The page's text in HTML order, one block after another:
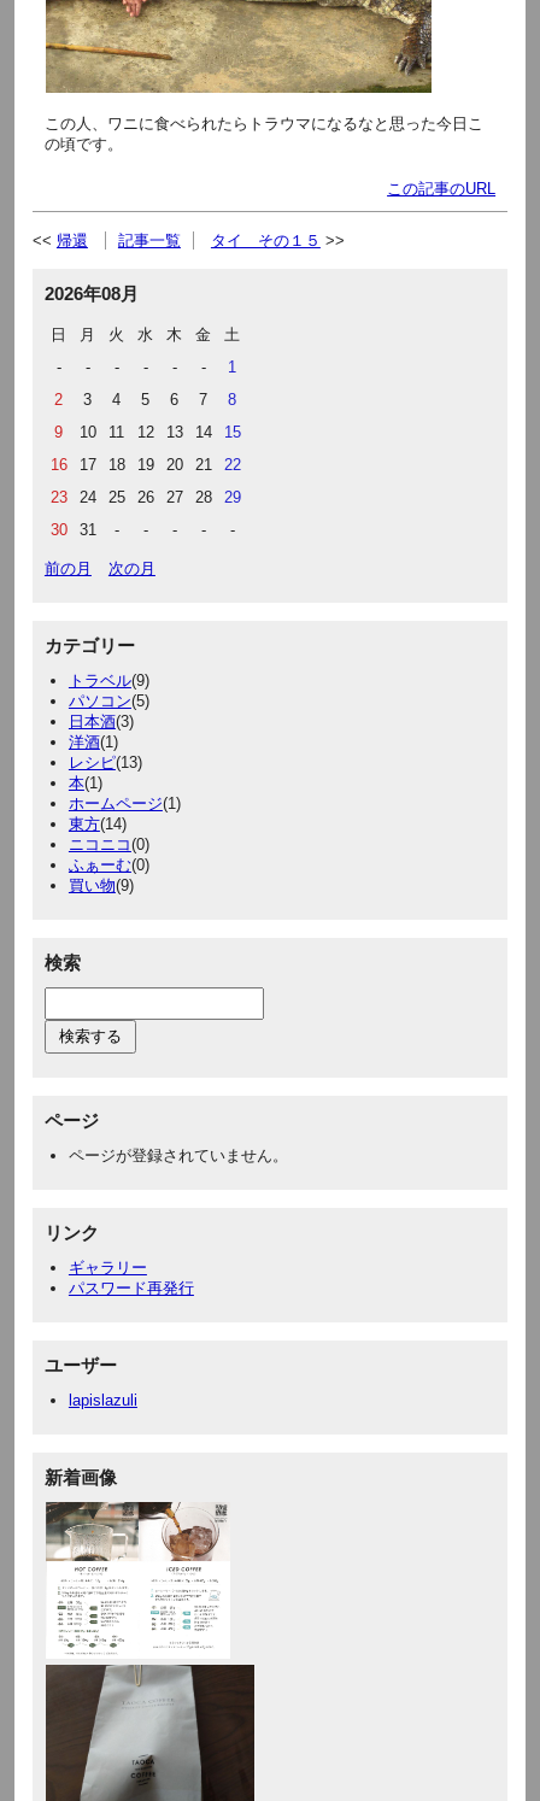
この人、ワニに食べられたらトラウマになるなと思った今日こ
の頃です。
この記事のURL
帰還 記事一覧 タイ その１５
2026年08月
日 月 火 水 木 金
土
-
- - - - -
1
2
3 4 5 6 7
8
9
10 11 12 13 14
15
16
17 18 19 20 21
22
23
24 25 26 27 28
29
30
31 - - - - -
前の月 次の月
カテゴリー
トラベル(9)
パソコン(5)
日本酒(3)
洋酒(1)
レシピ(13)
本(1)
ホームページ(1)
東方(14)
ニコニコ(0)
ふぁーむ(0)
買い物(9)
検索
ページ
ページが登録されていません。
リンク
ギャラリー
パスワード再発行
ユーザー
lapislazuli
新着画像